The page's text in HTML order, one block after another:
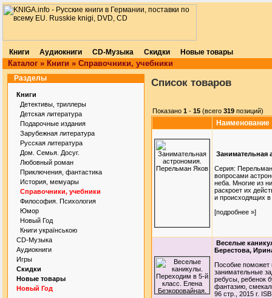
Книги Аудиокниги CD-Музыка Скидки Новые товары
Каталог » Книги » Справочники, учебники
Разделы
Книги
Детективы, триллеры
Детская литература
Подарочные издания
Зарубежная литература
Русская литература
Дом. Семья. Досуг.
Любовный роман
Приключения, фантастика
История, мемуары
Справочники, учебники
Философия. Психология
Юмор
Новый Год
Книги українською
CD-Музыка
Аудиокниги
Игры
Скидки
Новые товары
Новый Год
Список товаров
Показано 1 - 15 (всего 319 позиций)
Наименование
Занимательная
Серия:
вопросами
неба. Многие из
раскроет их
и происходящих
[подробнее »]
Веселые
Берестова,
Пособие поможет
занимательные
ребусы, ребенок
фантазию,
96 стр., 2015 г.